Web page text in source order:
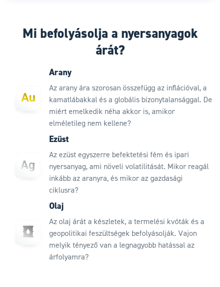
Mi befolyásolja a nyersanyagok
árát?
Arany
Az arany ára szorosan összefügg az inflációval, a
kamatlábakkal és a globális bizonytalansággal. De
miért emelkedik néha akkor is, amikor
elméletileg nem kellene?
Ezüst
Az ezüst egyszerre befektetési fém és ipari
nyersanyag, ami növeli volatilitását. Mikor reagál
inkább az aranyra, és mikor az gazdasági
ciklusra?
Olaj
Az olaj árát a készletek, a termelési kvóták és a
geopolitikai feszültségek befolyásolják. Vajon
melyik tényező van a legnagyobb hatással az
árfolyamra?